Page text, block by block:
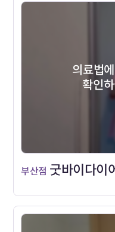
의료법
확인
부산점 굿바이다이